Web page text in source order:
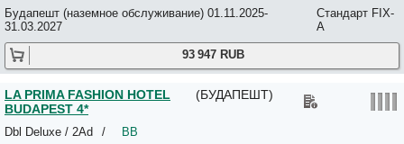
Hotel Clark 5*
Hotel Collect 4*
Hotel Foldana 4*
Hotel Fortuna Budapest 3*
Hotel Gin Budapest 3*
Будапешт (наземное обслуживание) 01.11.2025-
31.03.2027
Стандарт FIX-
A
93 947 RUB
LA PRIMA FASHION HOTEL
BUDAPEST 4*
(БУДАПЕШТ)
/ BB
Dbl Deluxe / 2Ad